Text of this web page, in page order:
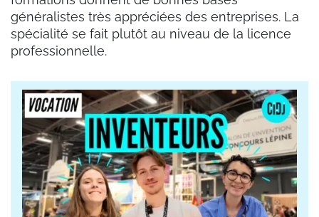
généralistes très appréciées des entreprises. La
spécialité se fait plutôt au niveau de la licence
professionnelle.